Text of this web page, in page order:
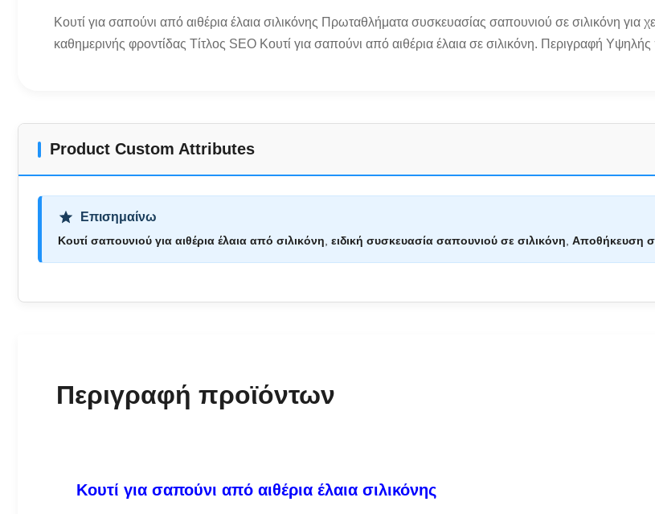
Κουτί για σαπούνι από αιθέρια έλαια σιλικόνης Πρωταθλήματα συσκευασίας σαπουνιού σε σιλικόνη για
καθημερινής φροντίδας Τίτλος SEO Κουτί για σαπούνι από αιθέρια έλαια σε σιλικόνη. Περιγραφή
Product Custom Attributes
Επισημαίνω
Κουτί σαπουνιού για αιθέρια έλαια από σιλικόνη ειδική συσκευασία σαπουνιού σε σιλικόνη Αποθήκευση
Περιγραφή προϊόντων
Κουτί για σαπούνι από αιθέρια έλαια σιλικόνης